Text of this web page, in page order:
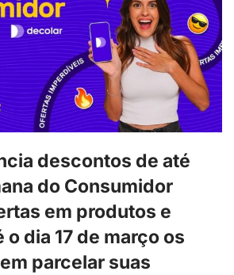
descontos de até
do Consumidor
em produtos e
dia 17 de março os
parcelar suas